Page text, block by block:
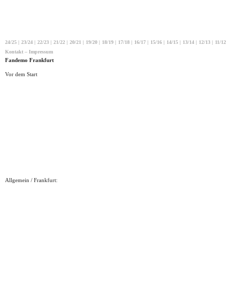
24/25 | 23/24 | 22/23 | 21/22 | 20/21 | 19/20 | 18/19 | 17/18 | 16/17 | 15/16 | 14/15 | 13/14 | 12/13 | 11/12
Kontakt – Impressum
Fandemo Frankfurt
Vor dem Start
Allgemein / Frankfurt: